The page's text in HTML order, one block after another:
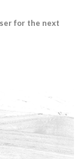
for the next